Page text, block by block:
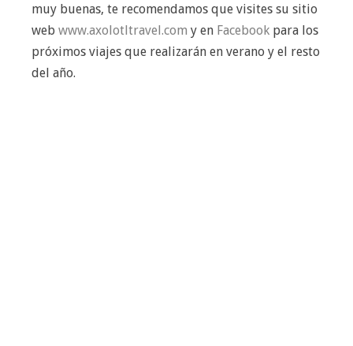
muy buenas, te recomendamos que visites su sitio
web www.axolotltravel.com y en Facebook para los
próximos viajes que realizarán en verano y el resto
del año.